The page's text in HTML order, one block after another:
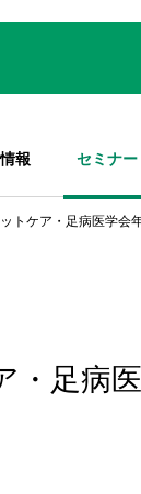
報 セミナー
トケア・足病医学会
・足病